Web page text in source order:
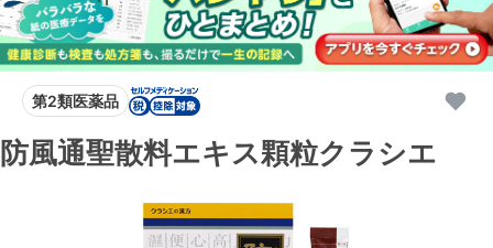
第2類医薬品
防風通聖散料エキス顆粒クラシエ